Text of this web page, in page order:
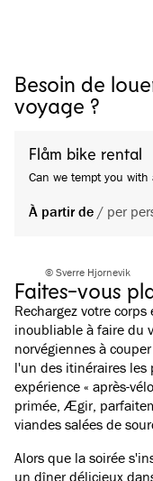
Besoin de
voyage ?
Flåm bike rental
Can we tempt you
À partir de / per
© Sverre Hjornevik
Faites-vous
Rechargez votre
inoubliable à faire du
norvégiennes à
l'un des itinéraires les
expérience « après-
primée, Ægir,
viandes salées de
Alors que la soirée
un dîner délicieux